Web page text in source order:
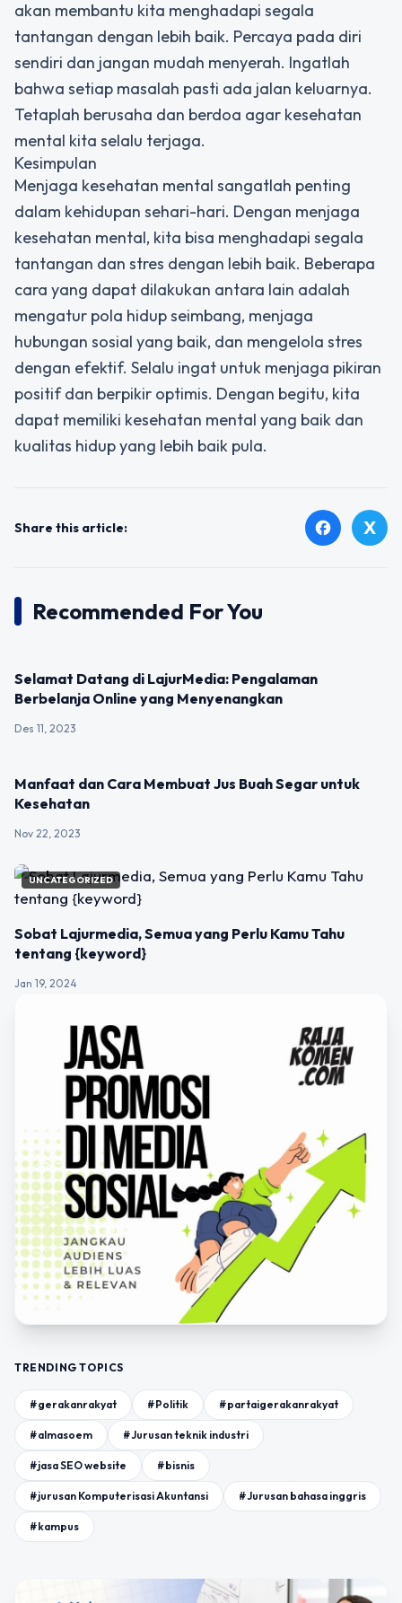
akan membantu kita menghadapi segala
tantangan dengan lebih baik. Percaya pada diri
sendiri dan jangan mudah menyerah. Ingatlah
bahwa setiap masalah pasti ada jalan keluarnya.
Tetaplah berusaha dan berdoa agar kesehatan
mental kita selalu terjaga.
Kesimpulan
Menjaga kesehatan mental sangatlah penting
dalam kehidupan sehari-hari. Dengan menjaga
kesehatan mental, kita bisa menghadapi segala
tantangan dan stres dengan lebih baik. Beberapa
cara yang dapat dilakukan antara lain adalah
mengatur pola hidup seimbang, menjaga
hubungan sosial yang baik, dan mengelola stres
dengan efektif. Selalu ingat untuk menjaga pikiran
positif dan berpikir optimis. Dengan begitu, kita
dapat memiliki kesehatan mental yang baik dan
kualitas hidup yang lebih baik pula.
Share this article: facebook X
Recommended For You
Selamat Datang di LajurMedia: Pengalaman
Berbelanja Online yang Menyenangkan
Des 11, 2023
Manfaat dan Cara Membuat Jus Buah Segar untuk
Kesehatan
Nov 22, 2023
UNCATEGORIZED
Sobat Lajurmedia, Semua yang Perlu Kamu Tahu
tentang {keyword}
Jan 19, 2024
TRENDING TOPICS
#gerakanrakyat #Politik #partaigerakanrakyat
#almasoem #Jurusan teknik industri
#jasa SEO website #bisnis
#jurusan Komputerisasi Akuntansi #Jurusan bahasa inggris
#kampus